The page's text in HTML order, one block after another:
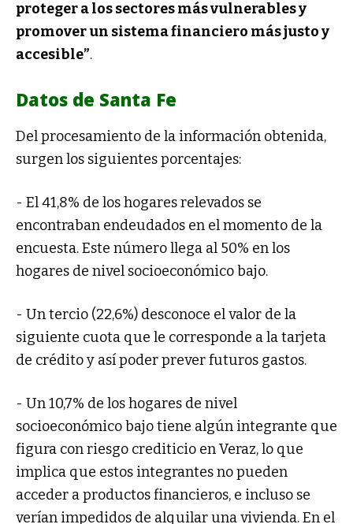
proteger a los sectores más vulnerables y
promover un sistema financiero más justo y
accesible”.
Datos de Santa Fe
Del procesamiento de la información obtenida,
surgen los siguientes porcentajes:
- El 41,8% de los hogares relevados se
encontraban endeudados en el momento de la
encuesta. Este número llega al 50% en los
hogares de nivel socioeconómico bajo.
- Un tercio (22,6%) desconoce el valor de la
siguiente cuota que le corresponde a la tarjeta
de crédito y así poder prever futuros gastos.
- Un 10,7% de los hogares de nivel
socioeconómico bajo tiene algún integrante que
figura con riesgo crediticio en Veraz, lo que
implica que estos integrantes no pueden
acceder a productos financieros, e incluso se
verían impedidos de alquilar una vivienda. En el